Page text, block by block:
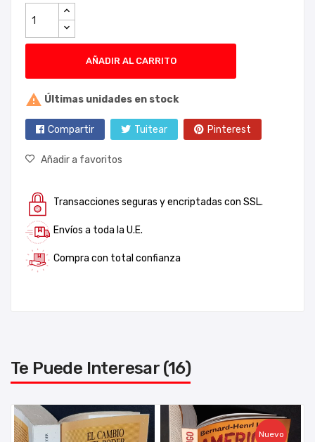
AÑADIR AL CARRITO
 Últimas unidades en stock
Compartir Tuitear Pinterest
Añadir a favoritos
Transacciones seguras y encriptadas con SSL.
Envíos a toda la U.E.
Compra con total confianza
Te Puede Interesar (16)
Nuevo